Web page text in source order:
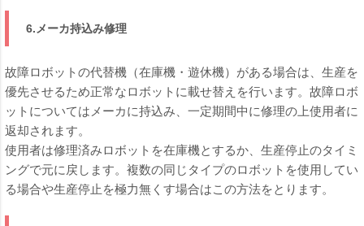
6.メーカ持込み修理
故障ロボットの代替機（在庫機・遊休機）がある場合は、生産を
優先させるため正常なロボットに載せ替えを行います。故障ロボ
ットについてはメーカに持込み、一定期間中に修理の上使用者に
返却されます。
使用者は修理済みロボットを在庫機とするか、生産停止のタイミ
ングで元に戻します。複数の同じタイプのロボットを使用してい
る場合や生産停止を極力無くす場合はこの方法をとります。